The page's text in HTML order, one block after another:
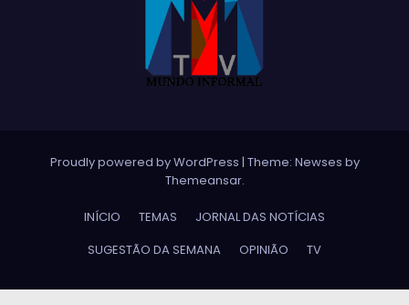
Proudly powered by WordPress | Theme: Newses by
Themeansar.
INÍCIO TEMAS
JORNAL DAS NOTÍCIAS
SUGESTÃO DA SEMANA
OPINIÃO TV